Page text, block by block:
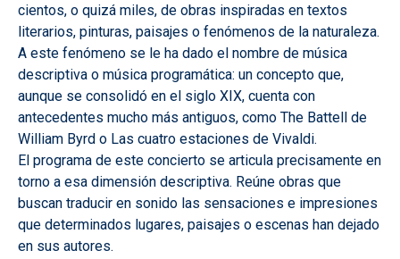
cientos, o quizá miles, de obras inspiradas en textos
literarios, pinturas, paisajes o fenómenos de la naturaleza.
A este fenómeno se le ha dado el nombre de música
descriptiva o música programática: un concepto que,
aunque se consolidó en el siglo XIX, cuenta con
antecedentes mucho más antiguos, como The Battell de
William Byrd o Las cuatro estaciones de Vivaldi.
El programa de este concierto se articula precisamente en
torno a esa dimensión descriptiva. Reúne obras que
buscan traducir en sonido las sensaciones e impresiones
que determinados lugares, paisajes o escenas han dejado
en sus autores.